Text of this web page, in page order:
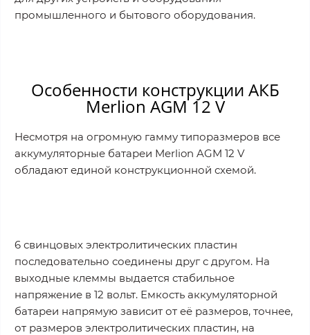
промышленного и бытового оборудования.
Особенности конструкции АКБ
Merlion AGM 12 V
Несмотря на огромную гамму типоразмеров все
аккумуляторные батареи Merlion AGM 12 V
обладают единой конструкционной схемой.
6 свинцовых электролитических пластин
последовательно соединены друг с другом. На
выходные клеммы выдается стабильное
напряжение в 12 вольт. Емкость аккумуляторной
батареи напрямую зависит от её размеров, точнее,
от размеров электролитических пластин, на